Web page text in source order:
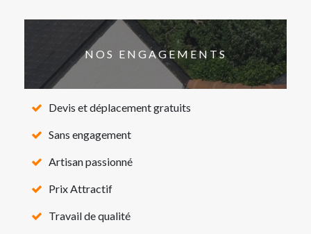
NOS ENGAGEMENTS
Devis et déplacement gratuits
Sans engagement
Artisan passionné
Prix Attractif
Travail de qualité